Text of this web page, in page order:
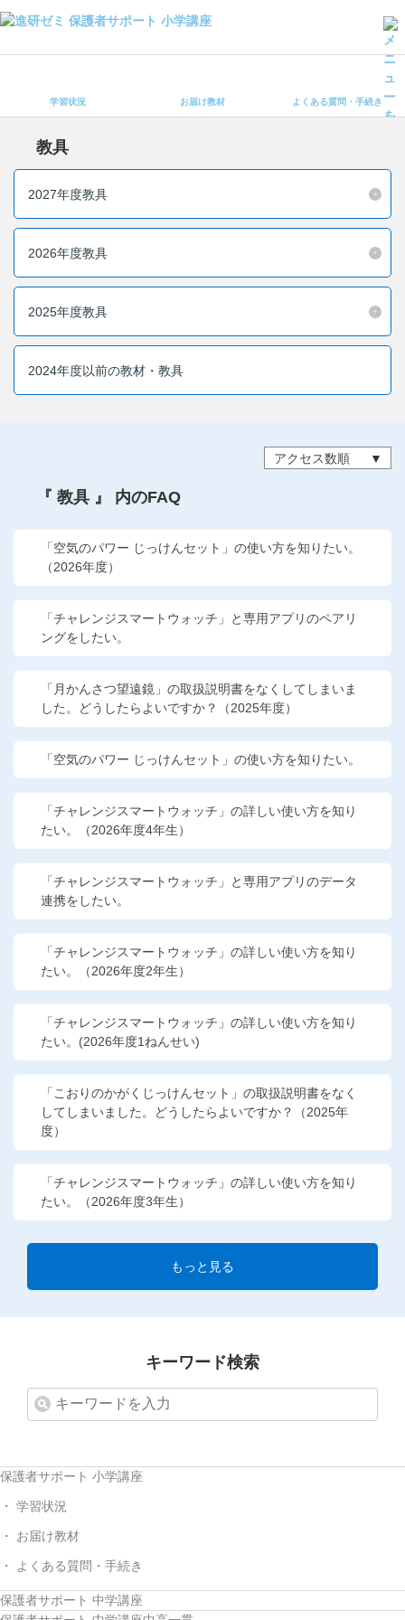
よくある質問・手続き
会員ページへログイン
よくある質問・お問い合わせ
お問い合わせ窓口
進研ゼミ 中学講座
進研ゼミ 中学講座 中高一貫
進研ゼミ 高校講座
進研ゼミ小学講座のご紹介はこちら
会員サイト(お子様用)はこちら
学習状況 お届け教材 よくある質問・手続き
教具
2027年度教具
2026年度教具
2025年度教具
2024年度以前の教材・教具
アクセス数順
『 教具 』 内のFAQ
「空気のパワー じっけんセット」の使い方を知りたい。
（2026年度）
「チャレンジスマートウォッチ」と専用アプリのペアリ
ングをしたい。
「月かんさつ望遠鏡」の取扱説明書をなくしてしまいま
した。どうしたらよいですか？（2025年度）
「空気のパワー じっけんセット」の使い方を知りたい。
「チャレンジスマートウォッチ」の詳しい使い方を知り
たい。（2026年度4年生）
「チャレンジスマートウォッチ」と専用アプリのデータ
連携をしたい。
「チャレンジスマートウォッチ」の詳しい使い方を知り
たい。（2026年度2年生）
「チャレンジスマートウォッチ」の詳しい使い方を知り
たい。(2026年度1ねんせい)
「こおりのかがくじっけんセット」の取扱説明書をなく
してしまいました。どうしたらよいですか？（2025年
度）
「チャレンジスマートウォッチ」の詳しい使い方を知り
たい。（2026年度3年生）
もっと見る
キーワード検索
保護者サポート 小学講座
学習状況
お届け教材
よくある質問・手続き
保護者サポート 中学講座